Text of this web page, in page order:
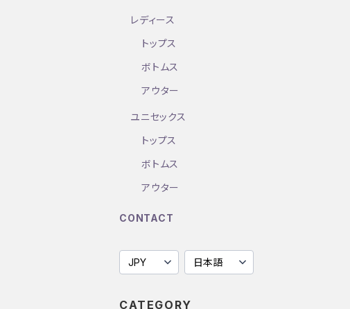
レディース
トップス
ボトムス
アウター
ユニセックス
トップス
ボトムス
アウター
CONTACT
CATEGORY